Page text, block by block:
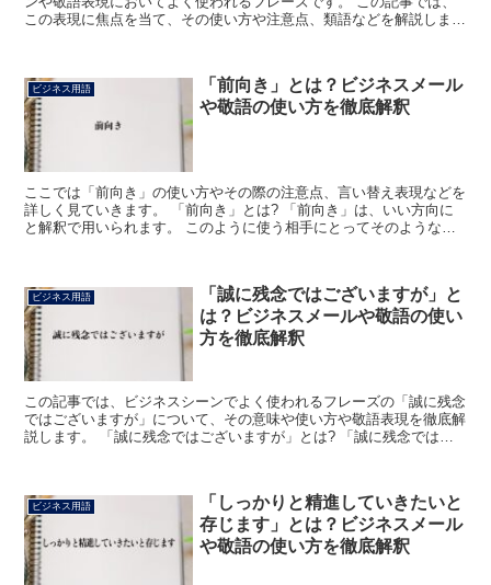
この表現に焦点を当て、その使い方や注意点、類語などを解説しま
ビジネス用語
「前向き」とは？ビジネスメール
や敬語の使い方を徹底解釈
ここでは「前向き」の使い方やその際の注意点、言い替え表現などを
詳しく見ていきます。 「前向き」とは? 「前向き」は、いい方向に
と解釈で用いられます。 このように使う相手にとってそのような意
ビジネス用語
「誠に残念ではございますが」と
は？ビジネスメールや敬語の使い
方を徹底解釈
この記事では、ビジネスシーンでよく使われるフレーズの「誠に残念
ではございますが」について、その意味や使い方や敬語表現を徹底解
説します。 「誠に残念ではございますが」とは? 「誠に残念ではご
ビジネス用語
「しっかりと精進していきたいと
存じます」とは？ビジネスメール
や敬語の使い方を徹底解釈